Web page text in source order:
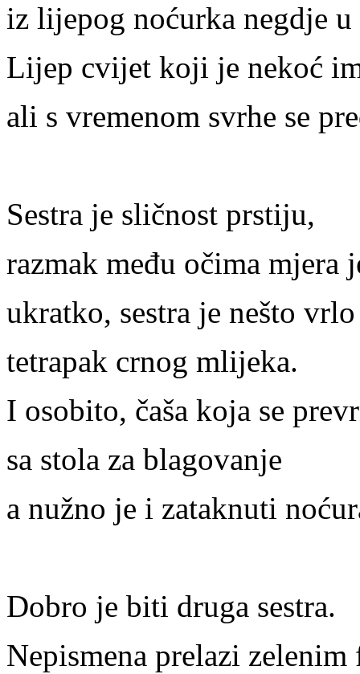
iz lijepog noćurka negdje
Lijep cvijet koji je nekoć
ali s vremenom svrhe se
Sestra je sličnost prstiju,
razmak među očima mjera
ukratko, sestra je nešto
tetrapak crnog mlijeka.
I osobito, čaša koja se
sa stola za blagovanje
a nužno je i zataknuti
Dobro je biti druga sestra.
Nepismena prelazi zelenim